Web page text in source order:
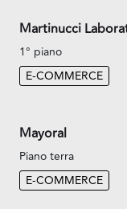
Martinucci
1° piano
E-COMMERCE
Mayoral
Piano terra
E-COMMERCE